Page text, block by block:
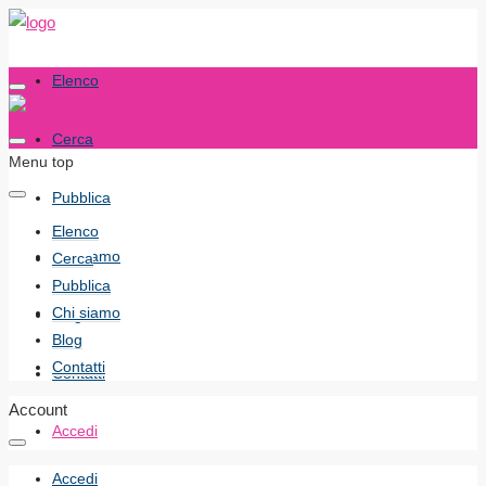
Elenco
Cerca
Pubblica
Chi siamo
Blog
Contatti
Accedi
Menu top
Elenco
Cerca
Pubblica
Chi siamo
Blog
Contatti
Account
Accedi